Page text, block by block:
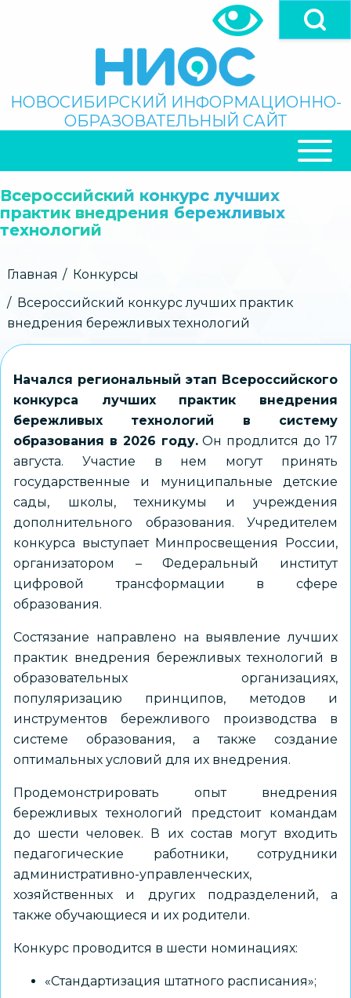
Поиск
НОВОСИБИРСКИЙ ИНФОРМАЦИОННО-
ОБРАЗОВАТЕЛЬНЫЙ САЙТ
НАВИГАЦИЯ
Всероссийский конкурс лучших
практик внедрения бережливых
технологий
Строка
Главная
Конкурсы
Всероссийский конкурс лучших практик
внедрения бережливых технологий
Начался региональный этап Всероссийского
конкурса лучших практик внедрения
бережливых технологий в систему
образования в 2026 году.Он продлится до 17
августа. Участие в нем могут принять
государственные и муниципальные детские
сады, школы, техникумы и учреждения
дополнительного образования. Учредителем
конкурса выступает Минпросвещения России,
организатором – Федеральный институт
цифровой трансформации в сфере
образования.
Состязание направлено на выявление лучших
практик внедрения бережливых технологий в
образовательных организациях,
популяризацию принципов, методов и
инструментов бережливого производства в
системе образования, а также создание
оптимальных условий для их внедрения.
Продемонстрировать опыт внедрения
бережливых технологий предстоит командам
до шести человек. В их состав могут входить
педагогические работники, сотрудники
административно-управленческих,
хозяйственных и других подразделений, а
также обучающиеся и их родители.
Конкурс проводится в шести номинациях:
«Стандартизация штатного расписания»;